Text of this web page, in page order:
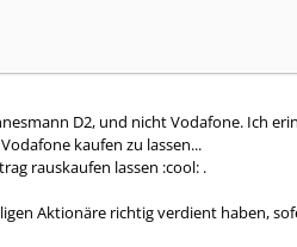
D2, und nicht Vodafone. Ich
kaufen zu lassen...
rauskaufen lassen :cool: .
Aktionäre richtig verdient haben,